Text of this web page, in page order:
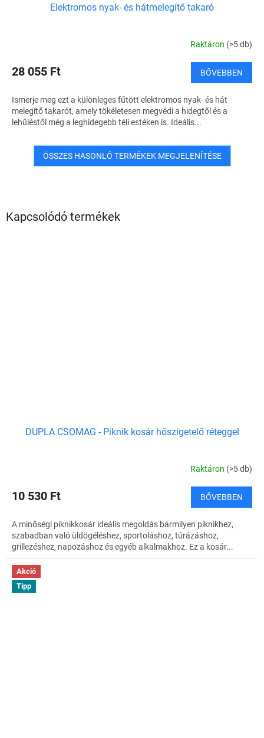
Kapcsolódó termékek
DUPLA CSOMAG - Piknik kosár hőszigetelő réteggel
Raktáron (>5 db)
10 530 Ft BŐVEBBEN
A minőségi piknikkosár ideális megoldás bármilyen piknikhez,
szabadban való üldögéléshez, sportoláshoz, túrázáshoz,
grillezéshez, napozáshoz és egyéb alkalmakhoz. Ez a kosár...
Akció
Tipp
Elektromos nyak- és hátmelegítő takaró
Raktáron (>5 db)
28 055 Ft BŐVEBBEN
Ismerje meg ezt a különleges fűtött elektromos nyak- és hát
melegítő takarót, amely tökéletesen megvédi a hidegtől és a
lehűléstől még a leghidegebb téli estéken is. Ideális...
ÖSSZES HASONLÓ TERMÉKEK MEGJELENÍTÉSE